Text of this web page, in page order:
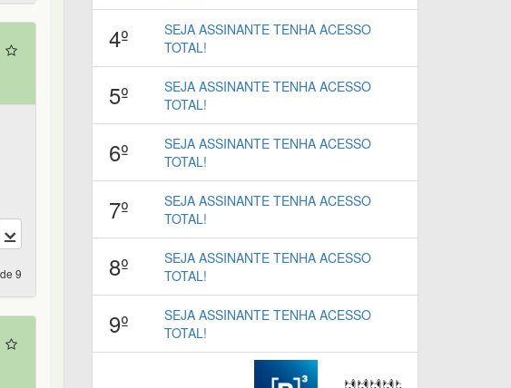
9
4º
SEJA ASSINANTE TENHA ACESSO
TOTAL!
5º
SEJA ASSINANTE TENHA ACESSO
TOTAL!
6º
SEJA ASSINANTE TENHA ACESSO
TOTAL!
7º
SEJA ASSINANTE TENHA ACESSO
TOTAL!
8º
SEJA ASSINANTE TENHA ACESSO
TOTAL!
9º
SEJA ASSINANTE TENHA ACESSO
TOTAL!